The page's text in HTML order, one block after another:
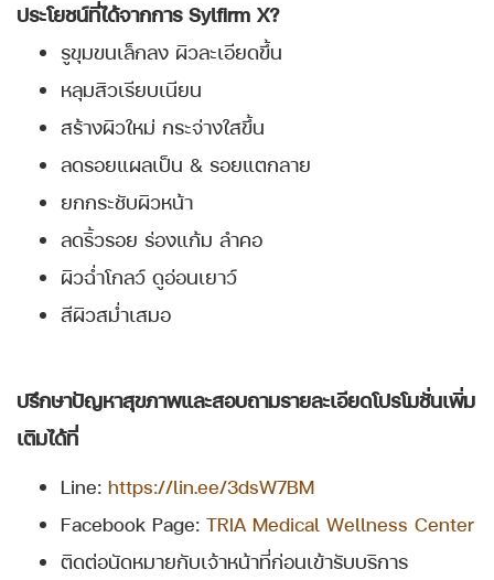
ประโยชน์ที่ได้จากการ Sylfirm X?
รูขุมขนเล็กลง ผิวละเอียดขึ้น
หลุมสิวเรียบเนียน
สร้างผิวใหม่ กระจ่างใสขึ้น
ลดรอยแผลเป็น & รอยแตกลาย
ยกกระชับผิวหน้า
ลดริ้วรอย ร่องแก้ม ลำคอ
ผิวฉ่ำโกลว์ ดูอ่อนเยาว์
สีผิวสม่ำเสมอ
ปรึกษาปัญหาสุขภาพและสอบถามรายละเอียดโปรโมชั่นเพิ่ม
เติมได้ที่
Line: https://lin.ee/3dsW7BM
Facebook Page: TRIA Medical Wellness Center
ติดต่อนัดหมายกับเจ้าหน้าที่ก่อนเข้ารับบริการ